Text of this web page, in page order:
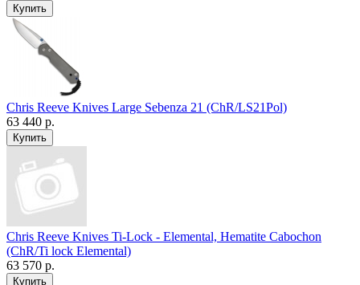
Chris Reeve Knives Large Sebenza 21 (ChR/LS21Pol)
63 440 р.
Chris Reeve Knives Ti-Lock - Elemental, Hematite Cabochon
(ChR/Ti lock Elemental)
63 570 р.